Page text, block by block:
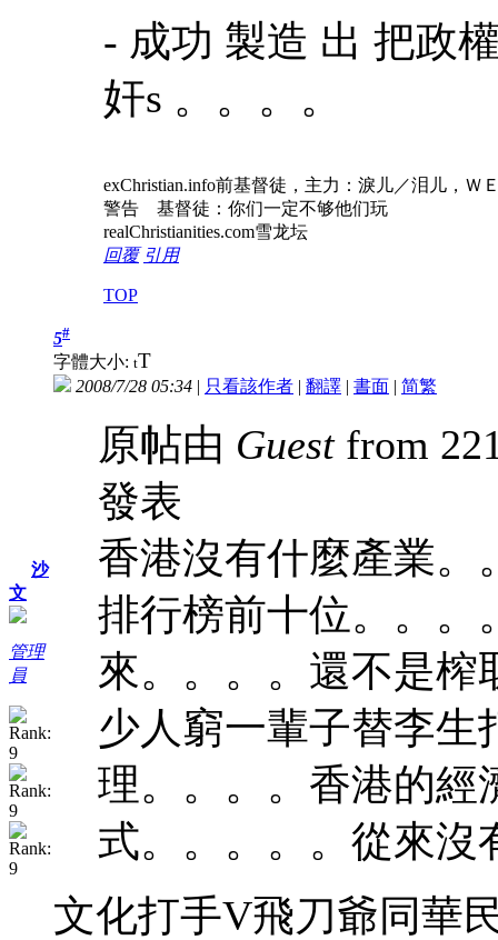
- 成功 製造 出 把政
奸s 。。。。
exChristian.info前基督徒，主力：淚儿／泪儿，
警告 基督徒：你们一定不够他们玩
realChristianities.com雪龙坛
回覆 引用
TOP
沙
文
管理
員
5#
字體大小: tT
2008/7/28 05:34 | 只看該作者 | 翻譯 | 書面 | 简繁
原帖由 Guestfrom
發表
香港沒有什麼產業。
排行榜前十位。。。
來。。。。還不是榨
少人窮一輩子替李生
理。。。。香港的經
式。。。。。從來沒
文化打手V飛刀爺同華